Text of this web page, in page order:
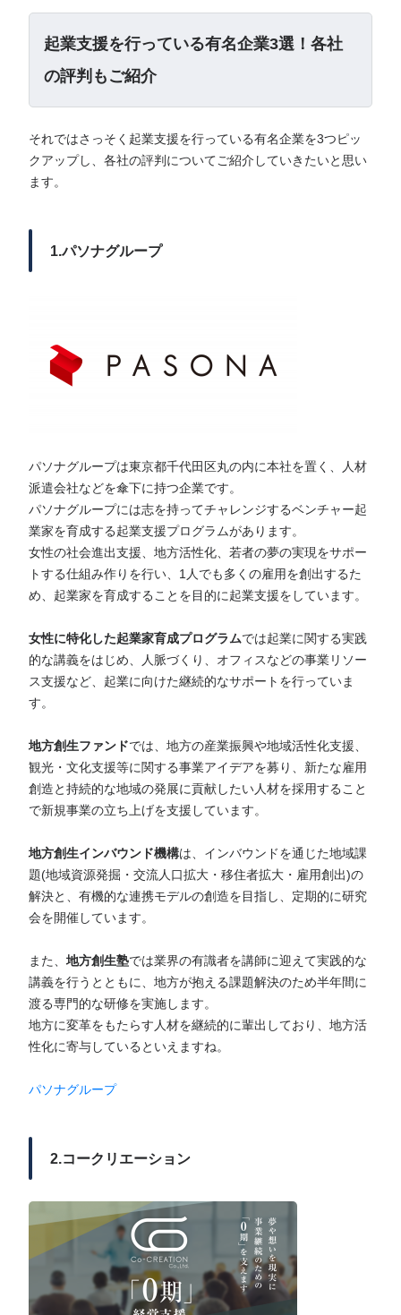
起業支援を行っている有名企業3選！各社
の評判もご紹介
それではさっそく起業支援を行っている有名企業を3つピッ
クアップし、各社の評判についてご紹介していきたいと思い
ます。
1.パソナグループ
パソナグループは東京都千代田区丸の内に本社を置く、人材
派遣会社などを傘下に持つ企業です。
パソナグループには志を持ってチャレンジするベンチャー起
業家を育成する起業支援プログラムがあります。
女性の社会進出支援、地方活性化、若者の夢の実現をサポー
トする仕組み作りを行い、1人でも多くの雇用を創出するた
め、起業家を育成することを目的に起業支援をしています。
女性に特化した起業家育成プログラムでは起業に関する実践
的な講義をはじめ、人脈づくり、オフィスなどの事業リソー
ス支援など、起業に向けた継続的なサポートを行っていま
す。
地方創生ファンドでは、地方の産業振興や地域活性化支援、
観光・文化支援等に関する事業アイデアを募り、新たな雇用
創造と持続的な地域の発展に貢献したい人材を採用すること
で新規事業の立ち上げを支援しています。
地方創生インバウンド機構は、インバウンドを通じた地域課
題(地域資源発掘・交流人口拡大・移住者拡大・雇用創出)の
解決と、有機的な連携モデルの創造を目指し、定期的に研究
会を開催しています。
また、 地方創生塾では業界の有識者を講師に迎えて実践的な
講義を行うとともに、地方が抱える課題解決のため半年間に
渡る専門的な研修を実施します。
地方に変革をもたらす人材を継続的に輩出しており、地方活
性化に寄与しているといえますね。
パソナグループ
2.コークリエーション